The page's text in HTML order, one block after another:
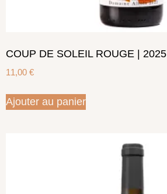
COUP DE SOLEIL ROUGE | 2025
11,00 €
Ajouter au panier